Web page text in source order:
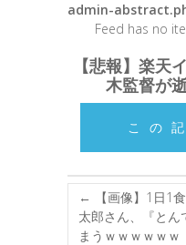
admin-
Feed has no
【悲報】楽天
木監督が
この
←
【画像】1日1
太郎さん、『とん
まうｗｗｗｗｗｗ